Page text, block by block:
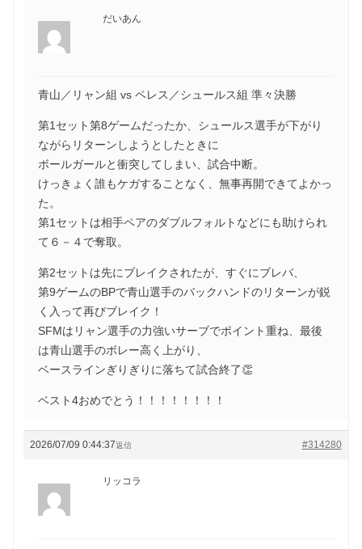
だいあん
青山／リャン組 vs ペレス／シュールス組 準々決勝
第1セット第8ゲームだったか、シュールス選手が下がり
ながらリターンしようとしたときに
ボールガールと衝突してしまい、試合中断。
けっきょく誰もケガすることなく、無事再開できてよかっ
た。
第1セットは相手ペアのダブルフォルトなどにも助けられ
て６－４で奪取。
第2セットは先にブレイクされたが、すぐにブレバ、
第9ゲームのBPで青山選手のバックハンドのリターンが鋭
く入って再びブレイク！
SFMはリャン選手の力強いサーブでポイント重ね、最後
は青山選手のボレー高く上がり、
ベースラインぎりぎりに落ちて試合終了👏
ベスト4おめでとう！！！！！！！！
2026/07/09 0:44:37 #314280
返信
リッコラ